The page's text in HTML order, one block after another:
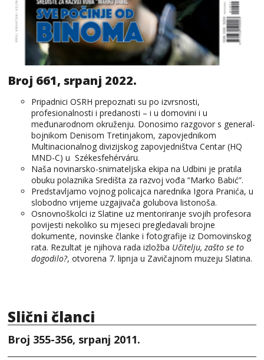
Broj 661, srpanj 2022.
Pripadnici OSRH prepoznati su po izvrsnosti,
profesionalnosti i predanosti – i u domovini i u
međunarodnom okruženju. Donosimo razgovor s general-
bojnikom Denisom Tretinjakom, zapovjednikom
Multinacionalnog divizijskog zapovjedništva Centar (HQ
MND-C) u Székesfehérváru.
Naša novinarsko-snimateljska ekipa na Udbini je pratila
obuku polaznika Središta za razvoj vođa “Marko Babić”.
Predstavljamo vojnog policajca narednika Igora Pranića, u
slobodno vrijeme uzgajivača golubova listonoša.
Osnovnoškolci iz Slatine uz mentoriranje svojih profesora
povijesti nekoliko su mjeseci pregledavali brojne
dokumente, novinske članke i fotografije iz Domovinskog
rata. Rezultat je njihova rada izložba Učitelju, zašto se to
dogodilo?, otvorena 7. lipnja u Zavičajnom muzeju Slatina.
Slični članci
Broj 355-356, srpanj 2011.